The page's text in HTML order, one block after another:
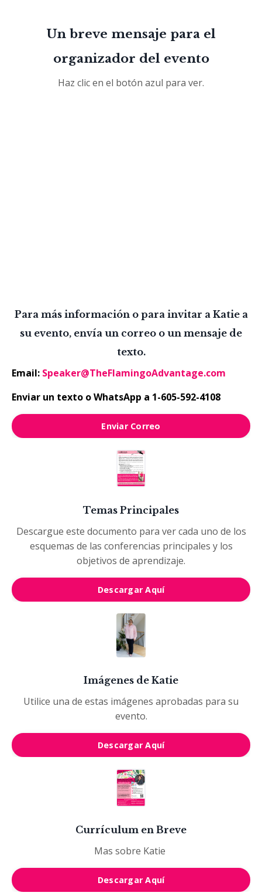
Un breve mensaje para el
organizador del evento
Haz clic en el botón azul para ver.
Para más información o para invitar a Katie a
su evento, envía un correo o un mensaje de
texto.
Email: Speaker@TheFlamingoAdvantage.com
Enviar un texto o WhatsApp a 1-605-592-4108
Enviar Correo
Temas Principales
Descargue este documento para ver cada uno de los
esquemas de las conferencias principales y los
objetivos de aprendizaje.
Descargar Aquí
Imágenes de Katie
Utilice una de estas imágenes aprobadas para su
evento.
Descargar Aquí
Currículum en Breve
Mas sobre Katie
Descargar Aquí